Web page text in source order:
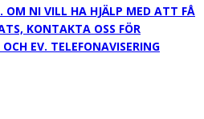
OM NI VILL HA HJÄLP MED ATT FÅ
KONTAKTA OSS FÖR
EV. TELEFONAVISERING